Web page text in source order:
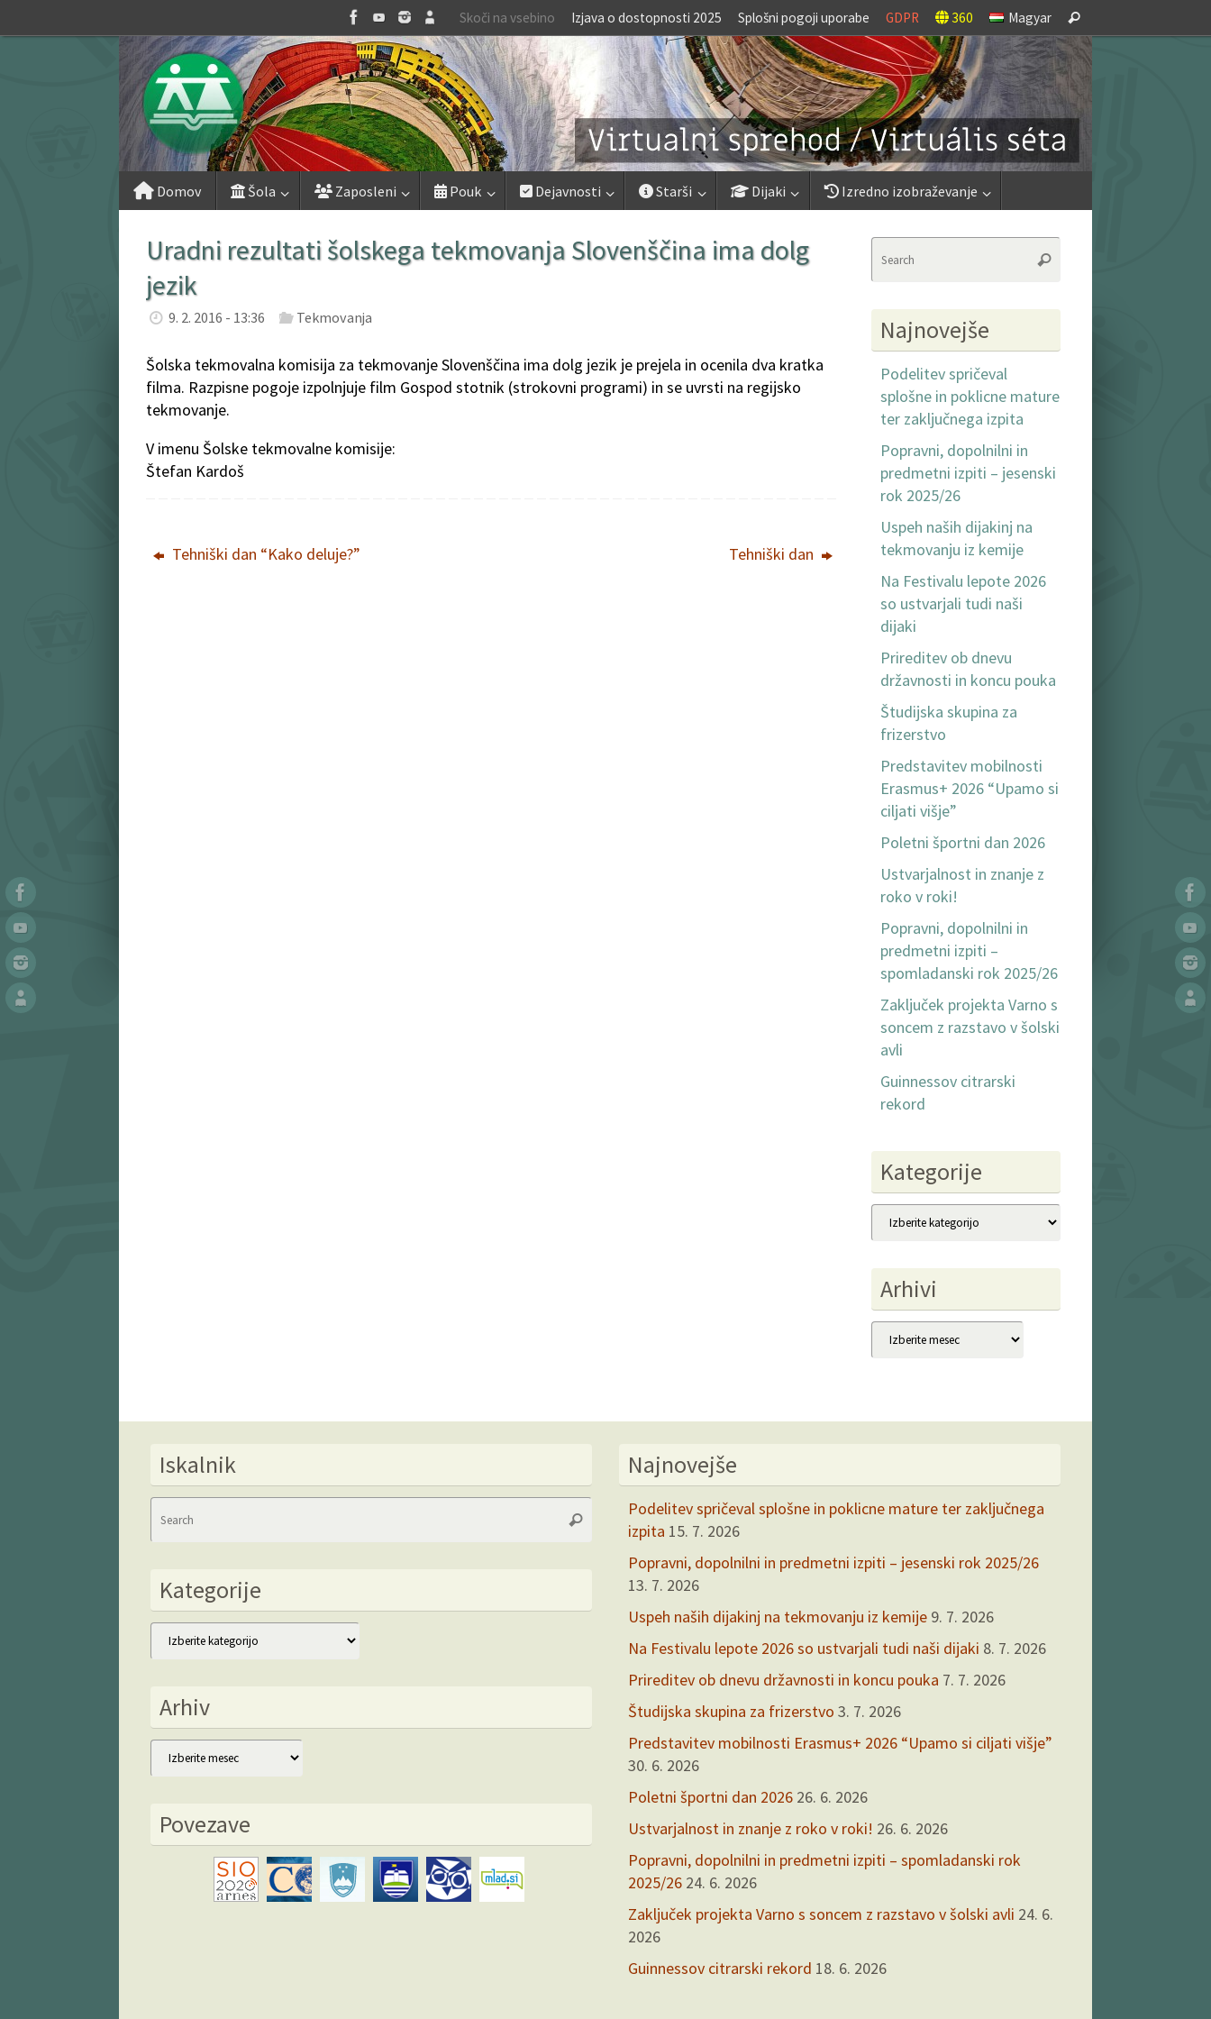
to
Skoči na vsebino Izjava o dostopnosti 2025 Splošni pogoji uporabe GDPR 360 Magyar
for:
Search
Skip
Domov Šola Zaposleni Pouk Dejavnosti Starši Dijaki Izredno izobraževanje
Uradni rezultati šolskega tekmovanja Slovenščina ima dolg
jezik
9. 2. 2016 - 13:36 Tekmovanja
Šolska tekmovalna komisija za tekmovanje Slovenščina ima dolg jezik je prejela in ocenila dva kratka
filma. Razpisne pogoje izpolnjuje film Gospod stotnik (strokovni programi) in se uvrsti na regijsko
tekmovanje.
V imenu Šolske tekmovalne komisije:
Štefan Kardoš
Tehniški dan “Kako deluje?” Tehniški dan
Search
Najnovejše
Podelitev spričeval
splošne in poklicne mature
ter zaključnega izpita
Popravni, dopolnilni in
predmetni izpiti – jesenski
rok 2025/26
Uspeh naših dijakinj na
tekmovanju iz kemije
Na Festivalu lepote 2026
so ustvarjali tudi naši
dijaki
Prireditev ob dnevu
državnosti in koncu pouka
Študijska skupina za
frizerstvo
Predstavitev mobilnosti
Erasmus+ 2026 “Upamo si
ciljati višje”
Poletni športni dan 2026
Ustvarjalnost in znanje z
roko v roki!
Popravni, dopolnilni in
predmetni izpiti –
spomladanski rok 2025/26
Zaključek projekta Varno s
soncem z razstavo v šolski
avli
Guinnessov citrarski
rekord
Kategorije
Kategorije
Arhivi
Arhivi
Iskalnik
Search
Search
Kategorije
Kategorije
Arhiv
Arhiv
Povezave
Najnovejše
Podelitev spričeval splošne in poklicne mature ter zaključnega
izpita 15. 7. 2026
Popravni, dopolnilni in predmetni izpiti – jesenski rok 2025/26
13. 7. 2026
Uspeh naših dijakinj na tekmovanju iz kemije 9. 7. 2026
Na Festivalu lepote 2026 so ustvarjali tudi naši dijaki 8. 7. 2026
Prireditev ob dnevu državnosti in koncu pouka 7. 7. 2026
Študijska skupina za frizerstvo 3. 7. 2026
Predstavitev mobilnosti Erasmus+ 2026 “Upamo si ciljati višje”
30. 6. 2026
Poletni športni dan 2026 26. 6. 2026
Ustvarjalnost in znanje z roko v roki! 26. 6. 2026
Popravni, dopolnilni in predmetni izpiti – spomladanski rok
2025/26 24. 6. 2026
Zaključek projekta Varno s soncem z razstavo v šolski avli 24. 6.
2026
Guinnessov citrarski rekord 18. 6. 2026